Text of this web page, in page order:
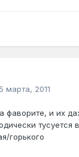
марта, 2011
фаворите, и их
тусуется
горького